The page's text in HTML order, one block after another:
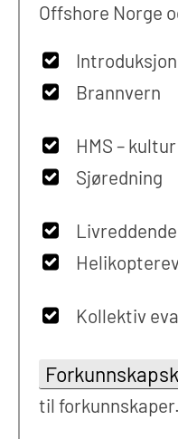
Offshore Norge
Introduksjon
Brannvern
HMS –
Sjøredning
Kollektiv
til forkunnskaper.